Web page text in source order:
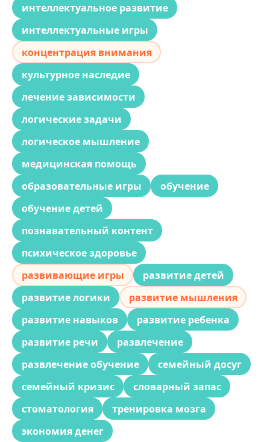
интеллектуальное развитие
интеллектуальные игры
концентрация внимания
культурное наследие
лечение зависимости
логические задачи
логическое мышление
медицинская помощь
образовательные игры
обучение
обучение детей
познавательный контент
психическое здоровье
развивающие игры
развитие детей
развитие логики
развитие мышления
развитие навыков
развитие ребенка
развитие речи
развлечение
развлечение обучение
семейный досуг
семейный кризис
словарный запас
стоматология
тренировка мозга
экономия денег